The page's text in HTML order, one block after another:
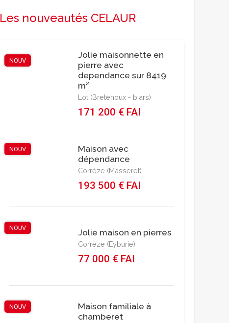
Les nouveautés CELAUR
NOUV
Jolie maisonnette en
pierre avec
dependance sur 8419
m²
Lot (Bretenoux - biars)
171 200 € FAI
NOUV
Maison avec
dépendance
Corrèze (Masseret)
193 500 € FAI
NOUV Jolie maison en pierres
Corrèze (Eyburie)
77 000 € FAI
NOUV
Maison familiale à
chamberet